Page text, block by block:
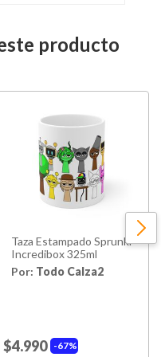
producto
Taza Estampado Sprunki
Incredibox 325ml
Por: Todo Calza2
67%
$4.990